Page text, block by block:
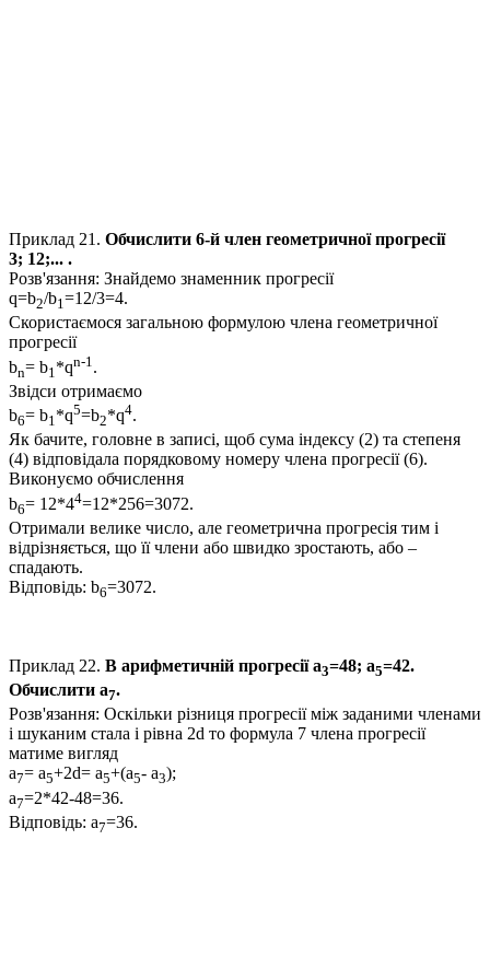
Приклад 21. Обчислити 6-й член геометричної прогресії
3; 12;... .
Розв'язання: Знайдемо знаменник прогресії
q=b2/b1=12/3=4.
Скористаємося загальною формулою члена геометричної
прогресії
bn= b1 *qn-1 .
Звідси отримаємо
b6= b1*q5=b2*q4.
Як бачите, головне в записі, щоб сума індексу (2) та степеня
(4) відповідала порядковому номеру члена прогресії (6).
Виконуємо обчислення
b6= 12*44=12*256=3072.
Отримали велике число, але геометрична прогресія тим і
відрізняється, що її члени або швидко зростають, або –
спадають.
Відповідь: b6=3072.
Приклад 22. В арифметичній прогресіїа3=48; a5=42.
Обчислити а7.
Розв'язання: Оскільки різниця прогресії між заданими членами
і шуканим стала і рівна 2d то формула 7 члена прогресії
матиме вигляд
а7= a5+2d= a5+(a5- а3);
а7=2*42-48=36.
Відповідь: а7=36.